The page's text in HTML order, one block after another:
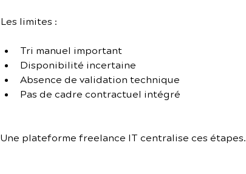
Les limites :
Tri manuel important
Disponibilité incertaine
Absence de validation technique
Pas de cadre contractuel intégré
Une plateforme freelance IT centralise ces étapes.